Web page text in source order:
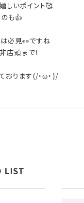
しいポイント🥰
も👍
必見👀ですね
店頭まで！
おります(/・ω・)/
LIST